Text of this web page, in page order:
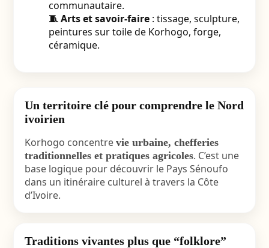
communautaire.
🧵 Arts et savoir-faire : tissage, sculpture,
peintures sur toile de Korhogo, forge,
céramique.
Un territoire clé pour comprendre le Nord
ivoirien
Korhogo concentre vie urbaine, chefferies
traditionnelles et pratiques agricoles. C’est une
base logique pour découvrir le Pays Sénoufo
dans un itinéraire culturel à travers la Côte
d’Ivoire.
Traditions vivantes plus que “folklore”